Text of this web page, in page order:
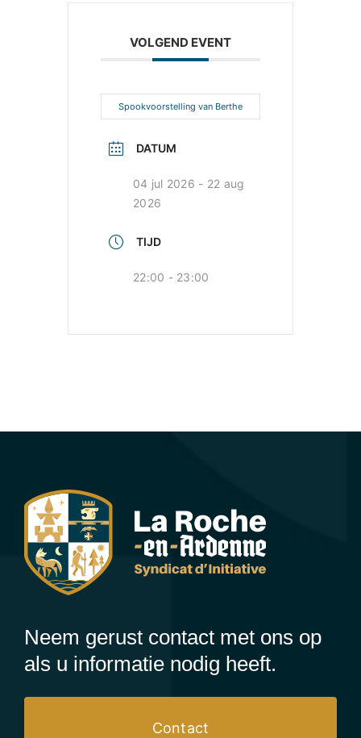
VOLGEND EVENT
Spookvoorstelling van Berthe
DATUM
04 jul 2026 - 22 aug
2026
TIJD
22:00 - 23:00
Neem gerust contact met ons op
als u informatie nodig heeft.
Contact